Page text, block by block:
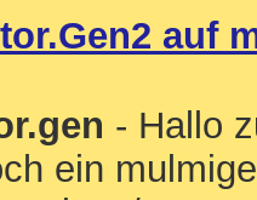
auf
- Hallo
ein